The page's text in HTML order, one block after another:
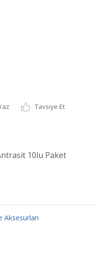
Tavsiye Et
10lu Paket
Aksesurları